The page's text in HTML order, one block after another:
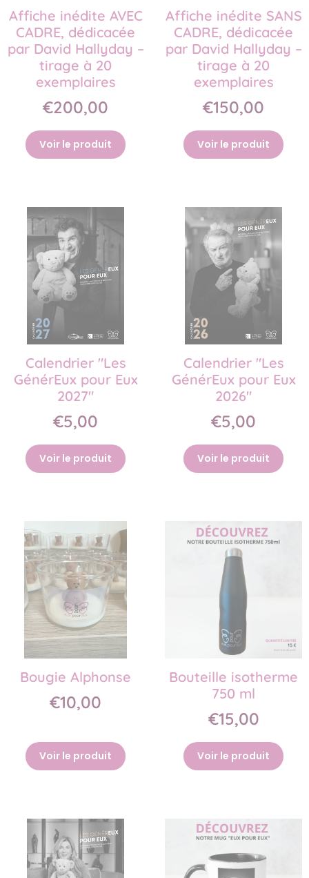
Affiche inédite AVEC
CADRE, dédicacée
par David Hallyday –
tirage à 20
exemplaires
€200,00
Voir le produit
Affiche inédite SANS
CADRE, dédicacée
par David Hallyday –
tirage à 20
exemplaires
€150,00
Voir le produit
Calendrier "Les
GénérEux pour Eux
2027"
€5,00
Voir le produit
Calendrier "Les
GénérEux pour Eux
2026"
€5,00
Voir le produit
Bougie Alphonse
€10,00
Voir le produit
Bouteille isotherme
750 ml
€15,00
Voir le produit